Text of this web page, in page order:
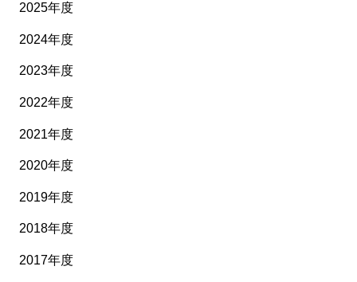
2025年度
2024年度
2023年度
2022年度
2021年度
2020年度
2019年度
2018年度
2017年度